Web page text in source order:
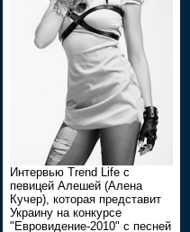
Интервью Trend Life с
певицей Алешей (Алена
Кучер), которая представит
Украину на конкурсе
"Евровидение-2010" с песней